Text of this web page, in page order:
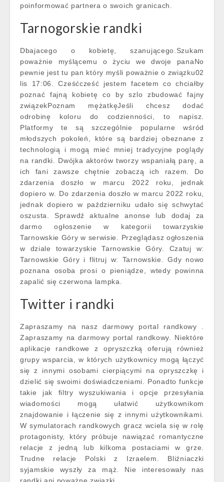
poinformować partnera o swoich granicach.
Tarnogorskie randki
Dbajacego o kobietę, szanującego.Szukam
poważnie myślącemu o życiu we dwoje panaNo
pewnie jest tu pan który myśli poważnie o związku02
lis 17:06. Cześćcześć jestem facetem co chciałby
poznać fajną kobietę co by szlo zbudować fajny
związekPoznam mężatkęJeśli chcesz dodać
odrobinę koloru do codzienności, to napisz.
Platformy te są szczególnie popularne wśród
młodszych pokoleń, które są bardziej obeznane z
technologią i mogą mieć mniej tradycyjne poglądy
na randki. Dwójka aktorów tworzy wspaniałą parę, a
ich fani zawsze chętnie zobaczą ich razem. Do
zdarzenia doszło w marcu 2022 roku, jednak
dopiero w. Do zdarzenia doszło w marcu 2022 roku,
jednak dopiero w październiku udało się schwytać
oszusta. Sprawdź aktualne anonse lub dodaj za
darmo ogłoszenie w kategorii towarzyskie
Tarnowskie Góry w serwisie. Przeglądasz ogłoszenia
w dziale towarzyskie Tarnowskie Góry. Czatuj w:
Tarnowskie Góry i flitruj w: Tarnowskie. Gdy nowo
poznana osoba prosi o pieniądze, wtedy powinna
zapalić się czerwona lampka.
Twitter i randki
Zapraszamy na nasz darmowy portal randkowy .
Zapraszamy na darmowy portal randkowy. Niektóre
aplikacje randkowe z opryszczką oferują również
grupy wsparcia, w których użytkownicy mogą łączyć
się z innymi osobami cierpiącymi na opryszczkę i
dzielić się swoimi doświadczeniami. Ponadto funkcje
takie jak filtry wyszukiwania i opcje przesyłania
wiadomości mogą ułatwić użytkownikom
znajdowanie i łączenie się z innymi użytkownikami.
W symulatorach randkowych gracz wciela się w rolę
protagonisty, który próbuje nawiązać romantyczne
relacje z jedną lub kilkoma postaciami w grze.
Trudne relacje Polski z Izraelem. Bliźniaczki
syjamskie wyszły za mąż. Nie interesowały nas